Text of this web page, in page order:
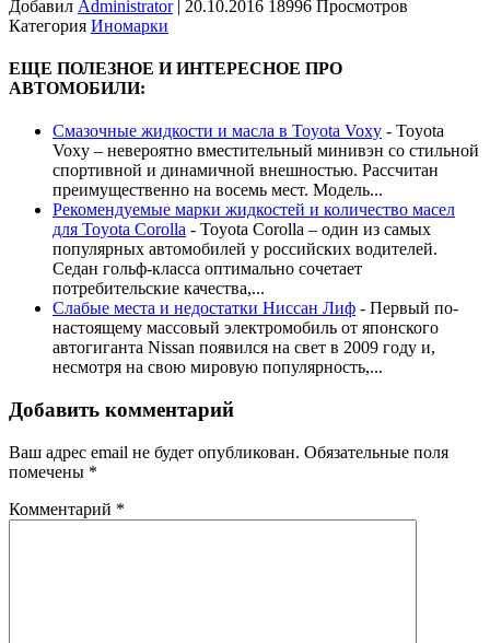
Добавил Administrator
20.10.2016 18996 Просмотров
Категория Иномарки
ЕЩЕ ПОЛЕЗНОЕ И ИНТЕРЕСНОЕ ПРО
АВТОМОБИЛИ:
Смазочные жидкости и масла в Toyota Voxy - Toyota
Voxy – невероятно вместительный минивэн со стильной
спортивной и динамичной внешностью. Рассчитан
преимущественно на восемь мест. Модель...
Рекомендуемые марки жидкостей и количество масел
для Toyota Corolla - Toyota Corolla – один из самых
популярных автомобилей у российских водителей.
Седан гольф-класса оптимально сочетает
потребительские качества,...
Слабые места и недостатки Ниссан Лиф - Первый по-
настоящему массовый электромобиль от японского
автогиганта Nissan появился на свет в 2009 году и,
несмотря на свою мировую популярность,...
Добавить комментарий
Ваш адрес email не будет опубликован. Обязательные поля
помечены *
Комментарий *